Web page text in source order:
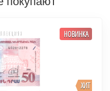
ХИТ
НОВИНКА